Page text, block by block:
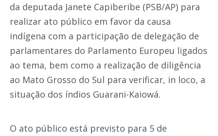
da deputada Janete Capiberibe (PSB/AP) para
realizar ato público em favor da causa
indígena com a participação de delegação de
parlamentares do Parlamento Europeu ligados
ao tema, bem como a realização de diligência
ao Mato Grosso do Sul para verificar, in loco, a
situação dos índios Guarani-Kaiowá.
O ato público está previsto para 5 de